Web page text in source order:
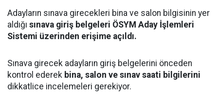
Adayların sınava girecekleri bina ve salon bilgisinin yer
aldığı sınava giriş belgeleri ÖSYM Aday İşlemleri
Sistemi üzerinden erişime açıldı.
Sınava girecek adayların giriş belgelerini önceden
kontrol ederek bina, salon ve sınav saati bilgilerini
dikkatlice incelemeleri gerekiyor.